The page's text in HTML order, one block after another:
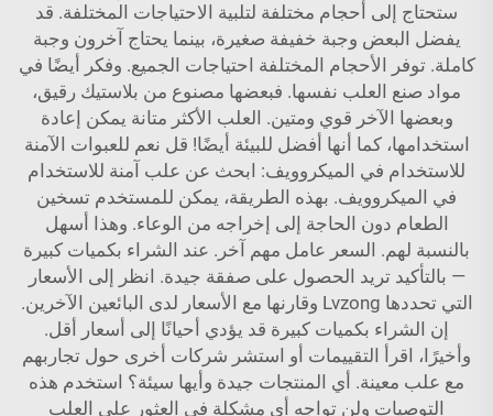
ستحتاج إلى أحجام مختلفة لتلبية الاحتياجات المختلفة. قد
يفضل البعض وجبة خفيفة صغيرة، بينما يحتاج آخرون وجبة
كاملة. توفر الأحجام المختلفة احتياجات الجميع. وفكر أيضًا في
مواد صنع العلب نفسها. فبعضها مصنوع من بلاستيك رقيق،
وبعضها الآخر قوي ومتين. العلب الأكثر متانة يمكن إعادة
استخدامها، كما أنها أفضل للبيئة أيضًا! قل نعم للعبوات الآمنة
للاستخدام في الميكروويف: ابحث عن علب آمنة للاستخدام
في الميكروويف. بهذه الطريقة، يمكن للمستخدم تسخين
الطعام دون الحاجة إلى إخراجه من الوعاء. وهذا أسهل
بالنسبة لهم. السعر عامل مهم آخر. عند الشراء بكميات كبيرة
— بالتأكيد تريد الحصول على صفقة جيدة. انظر إلى الأسعار
التي تحددها Lvzong وقارنها مع الأسعار لدى البائعين الآخرين.
إن الشراء بكميات كبيرة قد يؤدي أحيانًا إلى أسعار أقل.
وأخيرًا، اقرأ التقييمات أو استشر شركات أخرى حول تجاربهم
مع علب معينة. أي المنتجات جيدة وأيها سيئة؟ استخدم هذه
التوصيات ولن تواجه أي مشكلة في العثور على العلب